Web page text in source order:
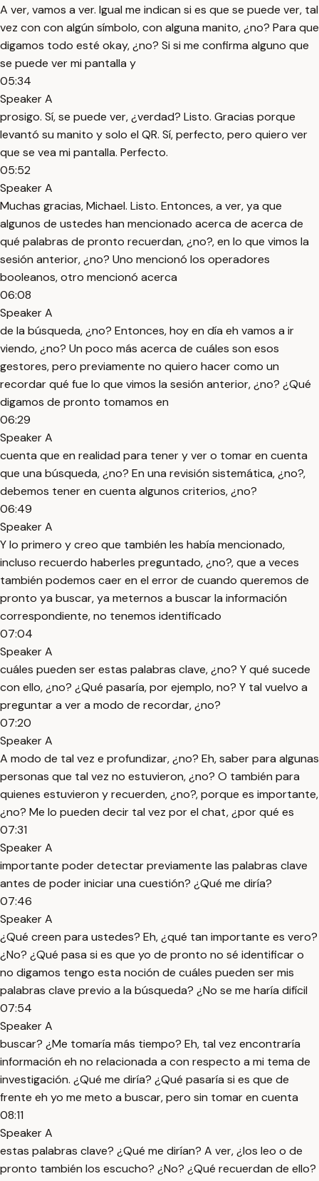
A ver, vamos a ver. Igual me indican si es que se puede ver, tal
vez con con algún símbolo, con alguna manito, ¿no? Para que
digamos todo esté okay, ¿no? Si si me confirma alguno que
se puede ver mi pantalla y
05:34
Speaker A
prosigo. Sí, se puede ver, ¿verdad? Listo. Gracias porque
levantó su manito y solo el QR. Sí, perfecto, pero quiero ver
que se vea mi pantalla. Perfecto.
05:52
Speaker A
Muchas gracias, Michael. Listo. Entonces, a ver, ya que
algunos de ustedes han mencionado acerca de acerca de
qué palabras de pronto recuerdan, ¿no?, en lo que vimos la
sesión anterior, ¿no? Uno mencionó los operadores
booleanos, otro mencionó acerca
06:08
Speaker A
de la búsqueda, ¿no? Entonces, hoy en día eh vamos a ir
viendo, ¿no? Un poco más acerca de cuáles son esos
gestores, pero previamente no quiero hacer como un
recordar qué fue lo que vimos la sesión anterior, ¿no? ¿Qué
digamos de pronto tomamos en
06:29
Speaker A
cuenta que en realidad para tener y ver o tomar en cuenta
que una búsqueda, ¿no? En una revisión sistemática, ¿no?,
debemos tener en cuenta algunos criterios, ¿no?
06:49
Speaker A
Y lo primero y creo que también les había mencionado,
incluso recuerdo haberles preguntado, ¿no?, que a veces
también podemos caer en el error de cuando queremos de
pronto ya buscar, ya meternos a buscar la información
correspondiente, no tenemos identificado
07:04
Speaker A
cuáles pueden ser estas palabras clave, ¿no? Y qué sucede
con ello, ¿no? ¿Qué pasaría, por ejemplo, no? Y tal vuelvo a
preguntar a ver a modo de recordar, ¿no?
07:20
Speaker A
A modo de tal vez e profundizar, ¿no? Eh, saber para algunas
personas que tal vez no estuvieron, ¿no? O también para
quienes estuvieron y recuerden, ¿no?, porque es importante,
¿no? Me lo pueden decir tal vez por el chat, ¿por qué es
07:31
Speaker A
importante poder detectar previamente las palabras clave
antes de poder iniciar una cuestión? ¿Qué me diría?
07:46
Speaker A
¿Qué creen para ustedes? Eh, ¿qué tan importante es vero?
¿No? ¿Qué pasa si es que yo de pronto no sé identificar o
no digamos tengo esta noción de cuáles pueden ser mis
palabras clave previo a la búsqueda? ¿No se me haría difícil
07:54
Speaker A
buscar? ¿Me tomaría más tiempo? Eh, tal vez encontraría
información eh no relacionada a con respecto a mi tema de
investigación. ¿Qué me diría? ¿Qué pasaría si es que de
frente eh yo me meto a buscar, pero sin tomar en cuenta
08:11
Speaker A
estas palabras clave? ¿Qué me dirían? A ver, ¿los leo o de
pronto también los escucho? ¿No? ¿Qué recuerdan de ello?